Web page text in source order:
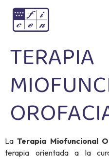
TERAPIA
LaTerapia Miofuncional
terapia orientada a la